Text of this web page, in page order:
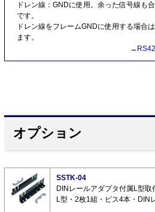
ドレン線：GNDに使用。余った信号線も
です。
ドレン線をフレームGNDに使用する場合
ます。
→
オプション
SSTK-04
DINレールアダプタ付属L型取
L型・2枚1組・ビス4本・DIN